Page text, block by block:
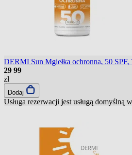
DERMI Sun Mgiełka ochronna, 50 SPF,
29 99
zł
Dodaj
Usługa rezerwacji jest usługą domyślną